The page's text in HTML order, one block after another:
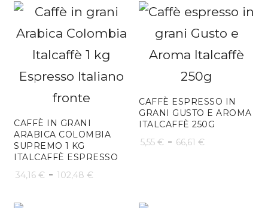
prezzo:
da
8,54 €
a
102,48 €
CAFFÈ IN GRANI
ARABICA COLOMBIA
SUPREMO 1 KG
ITALCAFFÈ ESPRESSO
34,16 € - 102,48 €
CAFFÈ ESPRESSO IN
GRANI GUSTO E AROMA
ITALCAFFÈ 250G
5,55 € - 66,61 €